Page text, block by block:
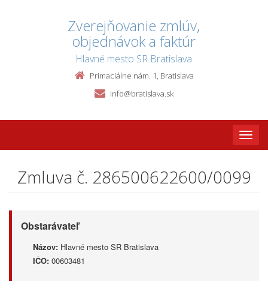
Zverejňovanie zmlúv,
objednávok a faktúr
Hlavné mesto SR Bratislava
Primaciálne nám. 1, Bratislava
info@bratislava.sk
Toggle
Zmluva č. 286500622600/0099
Obstarávateľ
Názov: Hlavné mesto SR Bratislava
IČO: 00603481